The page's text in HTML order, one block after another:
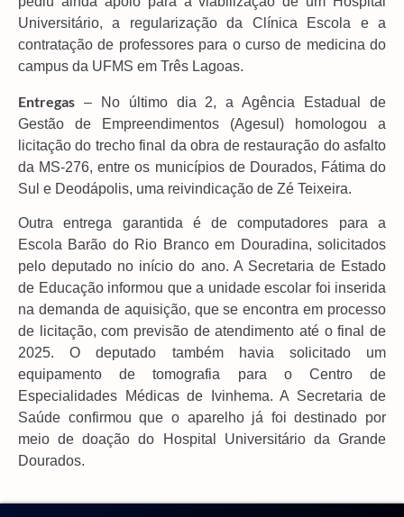
Universitário, a regularização da Clínica Escola e a
contratação de professores para o curso de medicina do
campus da UFMS em Três Lagoas.
Entregas – No último dia 2, a Agência Estadual de
Gestão de Empreendimentos (Agesul) homologou a
licitação do trecho final da obra de restauração do asfalto
da MS-276, entre os municípios de Dourados, Fátima do
Sul e Deodápolis, uma reivindicação de Zé Teixeira.
Outra entrega garantida é de computadores para a
Escola Barão do Rio Branco em Douradina, solicitados
pelo deputado no início do ano. A Secretaria de Estado
de Educação informou que a unidade escolar foi inserida
na demanda de aquisição, que se encontra em processo
de licitação, com previsão de atendimento até o final de
2025. O deputado também havia solicitado um
equipamento de tomografia para o Centro de
Especialidades Médicas de Ivinhema. A Secretaria de
Saúde confirmou que o aparelho já foi destinado por
meio de doação do Hospital Universitário da Grande
Dourados.